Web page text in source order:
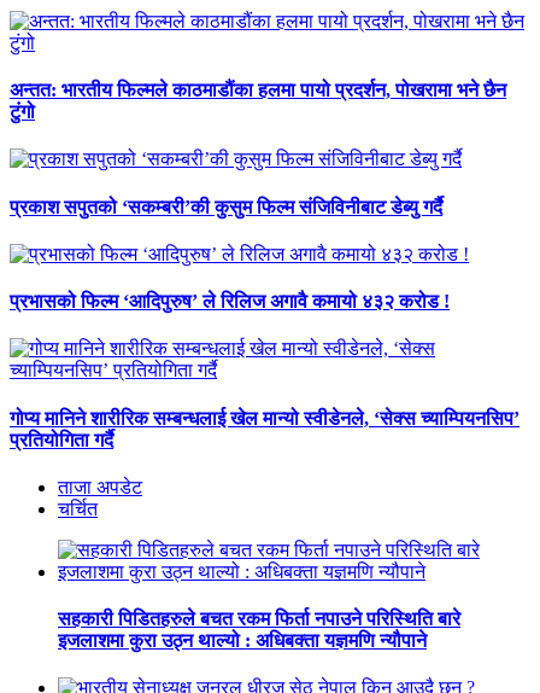
अन्तत: भारतीय फिल्मले काठमाडौंका हलमा पायो प्रदर्शन, पोखरामा भने छैन
टुंगो
प्रकाश सपुतको ‘सकम्बरी’की कुसुम फिल्म संजिविनीबाट डेब्यु गर्दै
प्रभासको फिल्म ‘आदिपुरुष’ ले रिलिज अगावै कमायो ४३२ करोड !
गोप्य मानिने शारीरिक सम्बन्धलाई खेल मान्यो स्वीडेनले, ‘सेक्स च्याम्पियनसिप’
प्रतियोगिता गर्दै
ताजा अपडेट
चर्चित
सहकारी पिडितहरुले बचत रकम फिर्ता नपाउने परिस्थिति बारे
इजलाशमा कुरा उठ्न थाल्यो : अधिबक्ता यज्ञमणि न्यौपाने